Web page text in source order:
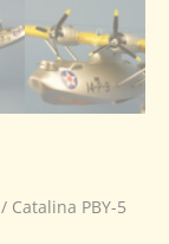
/ Catalina PBY-5